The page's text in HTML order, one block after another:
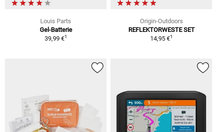
Louis Parts
Gel-Batterie
39,99 €1
Origin-Outdoors
REFLEKTORWESTE SET
14,95 €1